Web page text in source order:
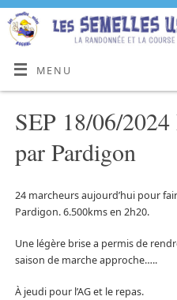
MENU
SEP 18/06/
par Pardigon
24 marcheurs aujourd’hui pour
Pardigon. 6.500kms en 2h20.
Une légère brise a permis de
saison de marche approche…..
À jeudi pour l’AG et le repas.